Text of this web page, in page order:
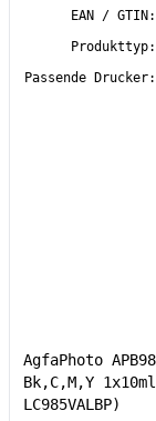
EAN / GTIN:
Produkttyp:
Passende Drucker:
AgfaPhoto
Bk,C,M,Y
LC985VALBP)